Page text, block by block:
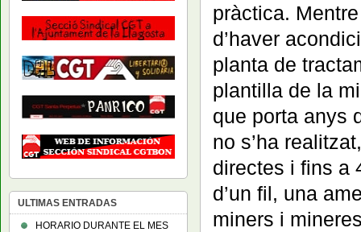
pràctica.
d’haver
planta de
plantilla de la
que porta anys
no s’ha
directes i fins a
d’un fil, una
miners i
ULTIMAS ENTRADAS
HORARIO DURANTE EL MES